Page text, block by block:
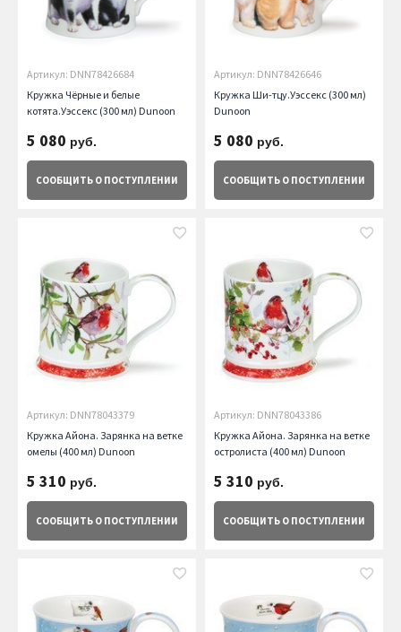
Артикул: DNN78426684
Кружка Чёрные и белые
котята.Уэссекс (300 мл) Dunoon
5 080 руб.
СООБЩИТЬ О ПОСТУПЛЕНИИ
Артикул: DNN78426646
Кружка Ши-тцу.Уэссекс (300 мл)
Dunoon
5 080 руб.
СООБЩИТЬ О ПОСТУПЛЕНИИ
Артикул: DNN78043379
Кружка Айона. Зарянка на ветке
омелы (400 мл) Dunoon
5 310 руб.
СООБЩИТЬ О ПОСТУПЛЕНИИ
Артикул: DNN78043386
Кружка Айона. Зарянка на ветке
остролиста (400 мл) Dunoon
5 310 руб.
СООБЩИТЬ О ПОСТУПЛЕНИИ